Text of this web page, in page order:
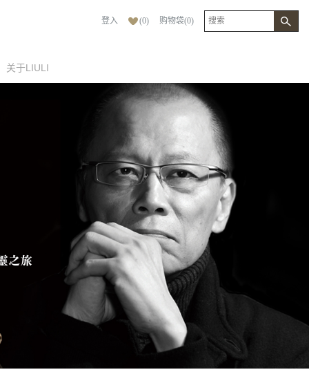
登入 (0) 购物袋(0)
关于LIULI